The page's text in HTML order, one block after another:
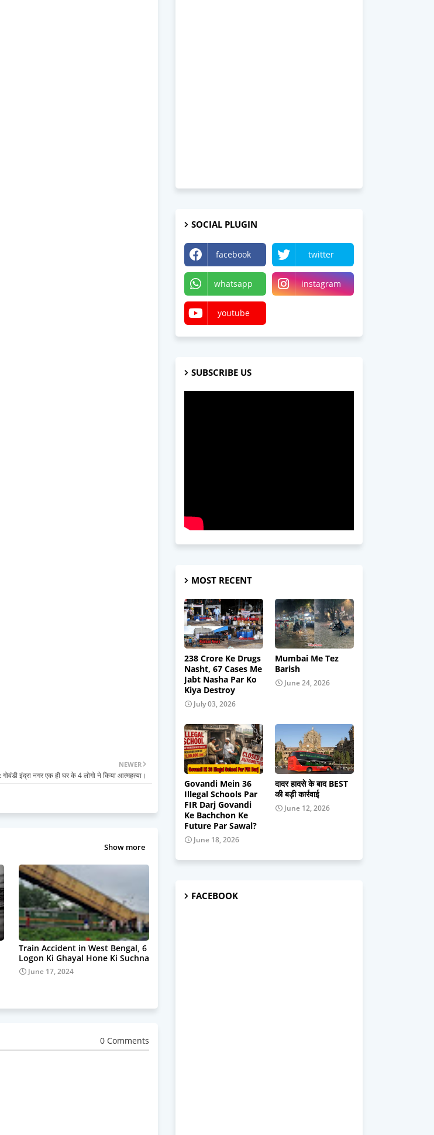
NEWER
इंद्रा नगर एक ही घर के 4 लोगो ने किया आत्महत्या।
Show more
Train Accident in West Bengal, 6
Logon Ki Ghayal Hone Ki Suchna
June 17, 2024
0 Comments
SOCIAL PLUGIN
facebook twitter
whatsapp instagram
youtube
SUBSCRIBE US
MOST RECENT
238 Crore Ke Drugs
Nasht, 67 Cases Me
Jabt Nasha Par Ko
Kiya Destroy
July 03, 2026
Mumbai Me Tez
Barish
June 24, 2026
Govandi Mein 36
Illegal Schools Par
FIR Darj Govandi
Ke Bachchon Ke
Future Par Sawal?
June 18, 2026
दादर हादसे के बाद BEST
की बड़ी कार्रवाई
June 12, 2026
FACEBOOK